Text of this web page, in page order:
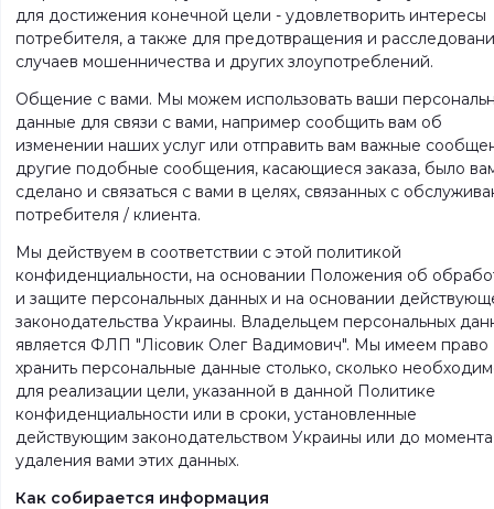
для достижения конечной цели - удовлетворить интересы
потребителя, а также для предотвращения и
случаев мошенничества и других злоупотреблений.
Общение с вами. Мы можем использовать ваши
данные для связи с вами, например сообщить вам об
изменении наших услуг или отправить вам важные
другие подобные сообщения, касающиеся заказа, было
сделано и связаться с вами в целях, связанных с
потребителя / клиента.
Мы действуем в соответствии с этой политикой
конфиденциальности, на основании Положения об
и защите персональных данных и на основании
законодательства Украины. Владельцем персональных
является ФЛП "Лісовик Олег Вадимович". Мы имеем право
хранить персональные данные столько, сколько
для реализации цели, указанной в данной Политике
конфиденциальности или в сроки, установленные
действующим законодательством Украины или до момента
удаления вами этих данных.
Как собирается информация